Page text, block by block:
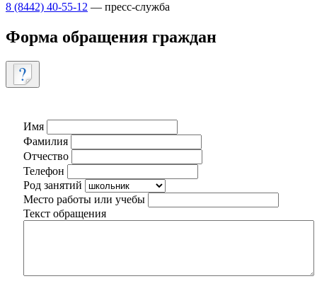
8 (8442) 40-55-12 — пресс-служба
Форма обращения граждан
Имя
Фамилия
Отчество
Телефон
Род занятий
Место работы или учебы
Текст обращения